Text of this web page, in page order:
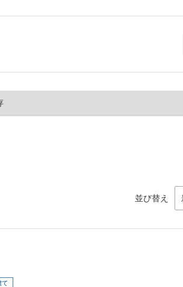
並び替え
て